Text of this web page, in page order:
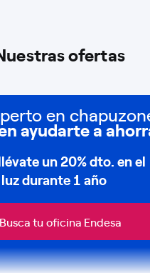
ofertas
en
ayudarte a
un20% dto. en el
luz durante 1 año
Busca tu oficina Endesa